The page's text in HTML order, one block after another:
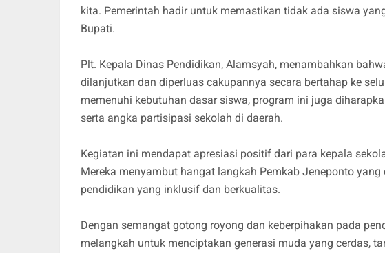
kita. Pemerintah hadir untuk memastikan tidak ada siswa
Bupati.
Plt. Kepala Dinas Pendidikan, Alamsyah, menambahkan
dilanjutkan dan diperluas cakupannya secara bertahap ke
memenuhi kebutuhan dasar siswa, program ini juga
serta angka partisipasi sekolah di daerah.
Kegiatan ini mendapat apresiasi positif dari para kepala
Mereka menyambut hangat langkah Pemkab Jeneponto
pendidikan yang inklusif dan berkualitas.
Dengan semangat gotong royong dan keberpihakan pada
melangkah untuk menciptakan generasi muda yang cerdas,